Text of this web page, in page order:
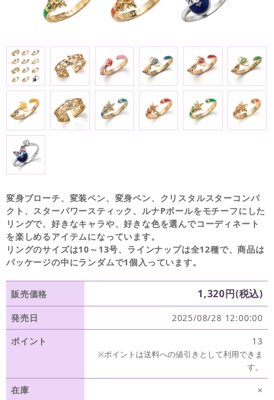
変身ブローチ、変装ペン、変身ペン、クリスタルスターコンパ
クト、スターパワースティック、ルナPボールをモチーフにした
リングで、好きなキャラや、好きな色を選んでコーディネート
を楽しめるアイテムになっています。
リングのサイズは10～13号、ラインナップは全12種で、商品は
パッケージの中にランダムで1個入っています。
販売価格 1,320円(税込)
発売日
2025/08/28 12:00:00
ポイント
13
※ポイントは送料への値引きとして利用できま
す。
在庫 ×